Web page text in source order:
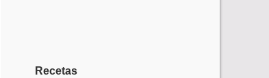
Recetas